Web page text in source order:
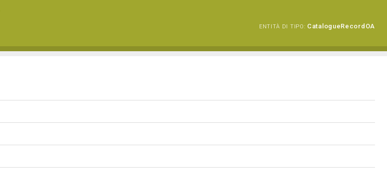
ENTITÀ DI TIPO: CatalogueRecordOA